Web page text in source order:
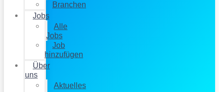
Branchen
Jobs
Alle
Jobs
Job
hinzufügen
Über
uns
Aktuelles